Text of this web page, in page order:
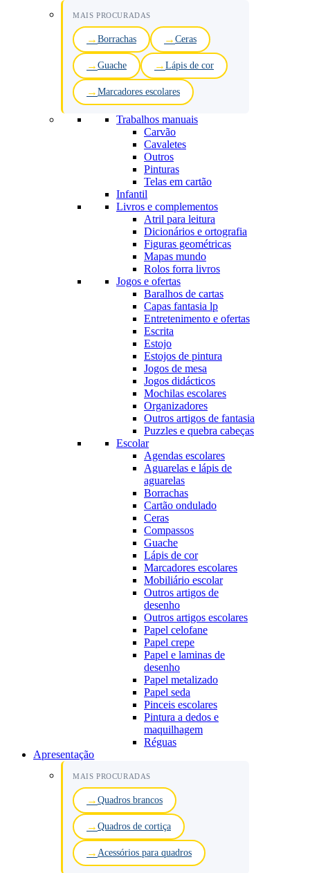
MAIS PROCURADAS
Borrachas Ceras
Guache Lápis de cor
Marcadores escolares
Trabalhos manuais
Carvão
Cavaletes
Outros
Pinturas
Telas em cartão
Infantil
Livros e complementos
Atril para leitura
Dicionários e ortografia
Figuras geométricas
Mapas mundo
Rolos forra livros
Jogos e ofertas
Baralhos de cartas
Capas fantasia lp
Entretenimento e ofertas
Escrita
Estojo
Estojos de pintura
Jogos de mesa
Jogos didácticos
Mochilas escolares
Organizadores
Outros artigos de fantasia
Puzzles e quebra cabeças
Escolar
Agendas escolares
Aguarelas e lápis de
aguarelas
Borrachas
Cartão ondulado
Ceras
Compassos
Guache
Lápis de cor
Marcadores escolares
Mobiliário escolar
Outros artigos de
desenho
Outros artigos escolares
Papel celofane
Papel crepe
Papel e laminas de
desenho
Papel metalizado
Papel seda
Pinceis escolares
Pintura a dedos e
maquilhagem
Réguas
Apresentação
MAIS PROCURADAS
Quadros brancos
Quadros de cortiça
Acessórios para quadros